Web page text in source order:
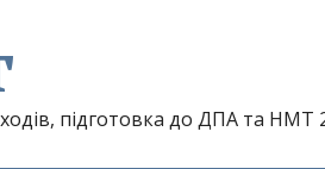
підготовка до ДПА та НМТ